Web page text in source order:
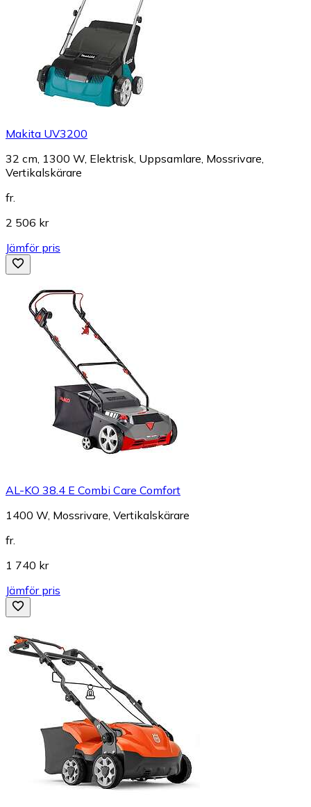
Makita UV3200
32 cm, 1300 W, Elektrisk, Uppsamlare, Mossrivare,
Vertikalskärare
fr.
2 506 kr
Jämför pris
AL-KO 38.4 E Combi Care Comfort
1400 W, Mossrivare, Vertikalskärare
fr.
1 740 kr
Jämför pris